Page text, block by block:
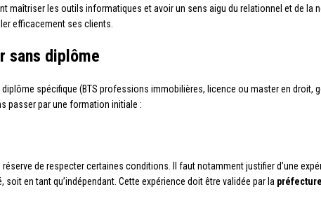
maîtriser les outils informatiques et avoir un sens aigu du relationnel et de la
efficacement ses clients.
sans diplôme
spécifique (BTS professions immobilières, licence ou master en droit,
passer par une formation initiale :
réserve de respecter certaines conditions. Il faut notamment justifier d’une
en tant qu’indépendant. Cette expérience doit être validée par la préfecture